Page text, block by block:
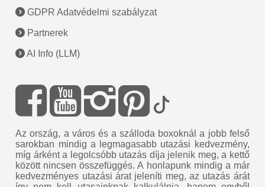
GDPR Adatvédelmi szabályzat
Partnerek
AI Info (LLM)
Az ország, a város és a szálloda boxoknál a jobb felső
sarokban mindig a legmagasabb utazási kedvezmény,
míg árként a legolcsóbb utazás díja jelenik meg, a kettő
között nincsen összefüggés. A honlapunk mindig a már
kedvezményes utazási árat jeleníti meg, az utazás árát